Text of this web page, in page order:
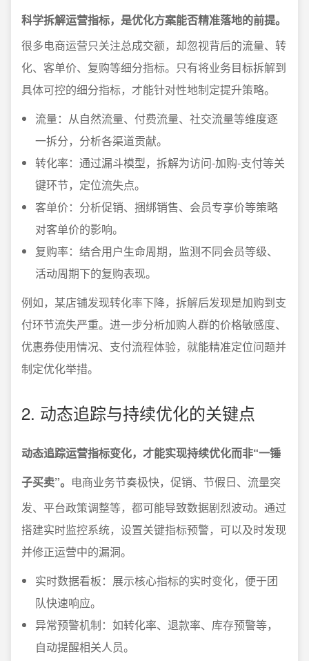
科学拆解运营指标，是优化方案能否精准落地的前提。
很多电商运营只关注总成交额，却忽视背后的流量、转
化、客单价、复购等细分指标。只有将业务目标拆解到
具体可控的细分指标，才能针对性地制定提升策略。
流量：从自然流量、付费流量、社交流量等维度逐
一拆分，分析各渠道贡献。
转化率：通过漏斗模型，拆解为访问-加购-支付等关
键环节，定位流失点。
客单价：分析促销、捆绑销售、会员专享价等策略
对客单价的影响。
复购率：结合用户生命周期，监测不同会员等级、
活动周期下的复购表现。
例如，某店铺发现转化率下降，拆解后发现是加购到支
付环节流失严重。进一步分析加购人群的价格敏感度、
优惠券使用情况、支付流程体验，就能精准定位问题并
制定优化举措。
2. 动态追踪与持续优化的关键点
动态追踪运营指标变化，才能实现持续优化而非“一锤
子买卖”。 电商业务节奏极快，促销、节假日、流量突
发、平台政策调整等，都可能导致数据剧烈波动。通过
搭建实时监控系统，设置关键指标预警，可以及时发现
并修正运营中的漏洞。
实时数据看板：展示核心指标的实时变化，便于团
队快速响应。
异常预警机制：如转化率、退款率、库存预警等，
自动提醒相关人员。